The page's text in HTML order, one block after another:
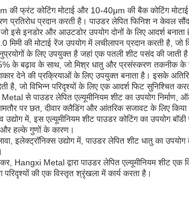
की फ्रंट कोटिंग मोटाई और 10-40μm की बैक कोटिंग
प्रतिरोध प्रदान करती है। पाउडर लेपित फिनिश न केवल
इसे इनडोर और आउटडोर उपयोग दोनों के लिए आदर्श बनाता
मिमी की मोटाई रेंज उपयोग में लचीलापन प्रदान करती है,
के लिए उपयुक्त है जहां एक पतली शीट पसंद की जाती
के बढ़ाव के साथ, जो मिश्र धातु और प्रसंस्करण तकनीक के
देने की प्रक्रियाओं के लिए उपयुक्त बनाता है। इसके
है, जो विभिन्न परिदृश्यों के लिए एक आदर्श फिट सुनिश्चित
से पाउडर लेपित एल्यूमीनियम शीट का उपयोग निर्माण,
पर छत, दीवार क्लैडिंग और आंतरिक सजावट के लिए
उद्योग में, इस एल्यूमीनियम शीट पाउडर कोटिंग का उपयोग
और हल्के गुणों के कारण।
इलेक्ट्रॉनिक्स उद्योग में, पाउडर लेपित शीट धातु का
Hangxi Metal द्वारा पाउडर लेपित एल्यूमीनियम शीट एक
परिदृश्यों की एक विस्तृत श्रृंखला में कार्य करता है।